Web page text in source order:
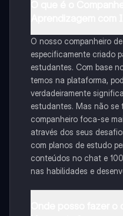
O nosso companheiro
especificamente criado
estudantes. Com base
temos na plataforma,
verdadeiramente
estudantes. Mas não se
companheiro foca-se
através dos seus
com planos de estudo
conteúdos no chat e
nas habilidades e